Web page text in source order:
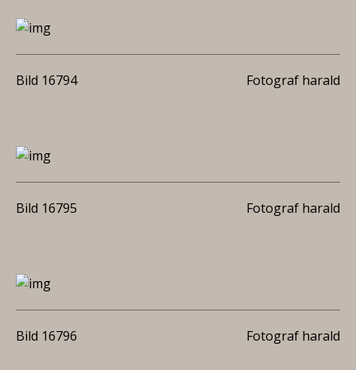
Bild 16794 Fotograf harald
Bild 16795 Fotograf harald
Bild 16796 Fotograf harald